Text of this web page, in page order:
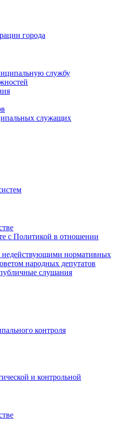
города
службу
служащих
с Политикой в отношении
недействующими нормативных
народных депутатов
слушания
контроля
и контрольной